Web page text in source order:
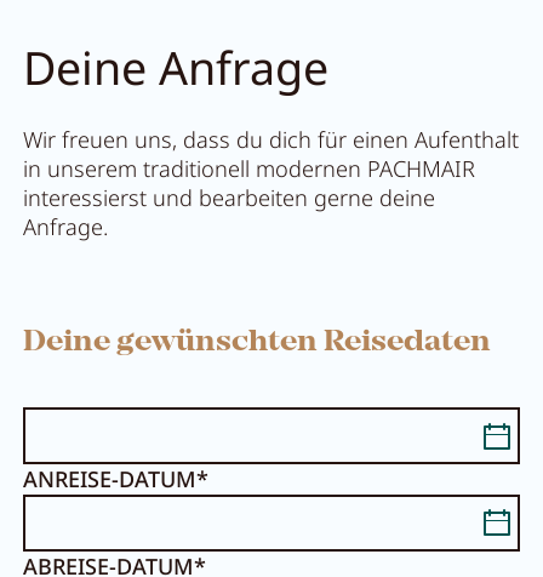
Deine Anfrage
Wir freuen uns, dass du dich für einen Aufenthalt
in unserem traditionell modernen PACHMAIR
interessierst und bearbeiten gerne deine
Anfrage.
Deine gewünschten Reisedaten
ANREISE-DATUM*
ABREISE-DATUM*